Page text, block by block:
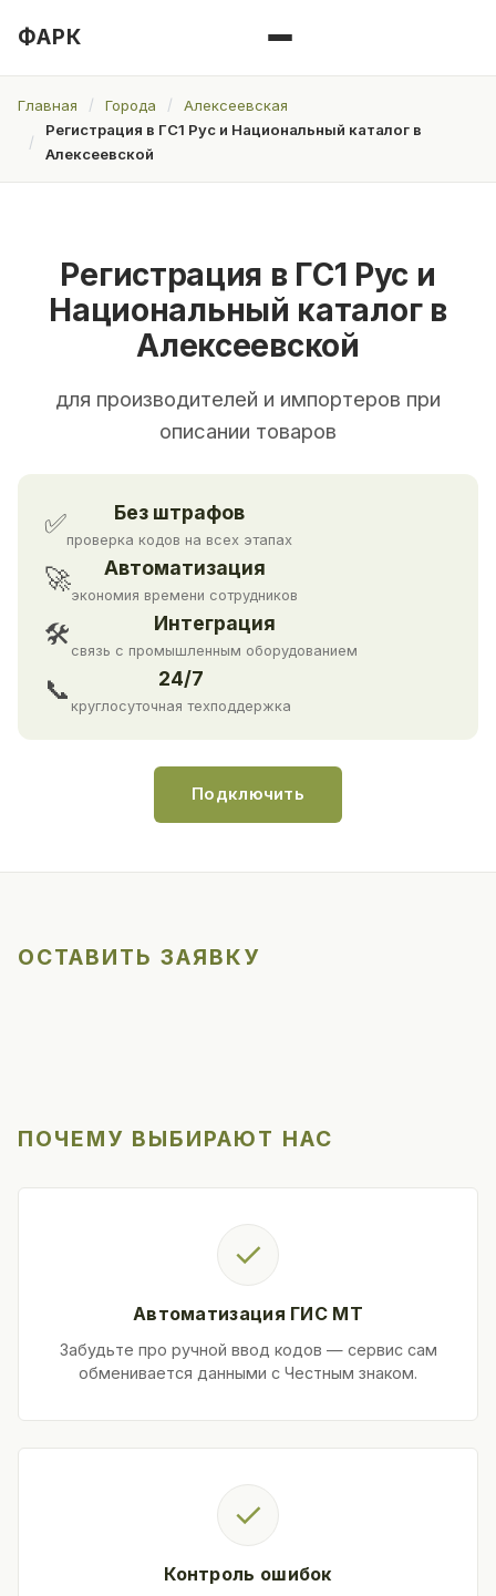
ФАРК
Главная Города
Алексеевская
Регистрация в ГС1 Рус и Национальный каталог в
Алексеевской
Регистрация в ГС1 Рус и
Национальный каталог в
Алексеевской
для производителей и импортеров при
описании товаров
✅ Без штрафов
проверка кодов на всех этапах
🚀 Автоматизация
экономия времени сотрудников
🛠 Интеграция
связь с промышленным оборудованием
📞 24/7
круглосуточная техподдержка
Подключить
ОСТАВИТЬ ЗАЯВКУ
ПОЧЕМУ ВЫБИРАЮТ НАС
✓
Автоматизация ГИС МТ
Забудьте про ручной ввод кодов — сервис сам
обменивается данными с Честным знаком.
✓
Контроль ошибок